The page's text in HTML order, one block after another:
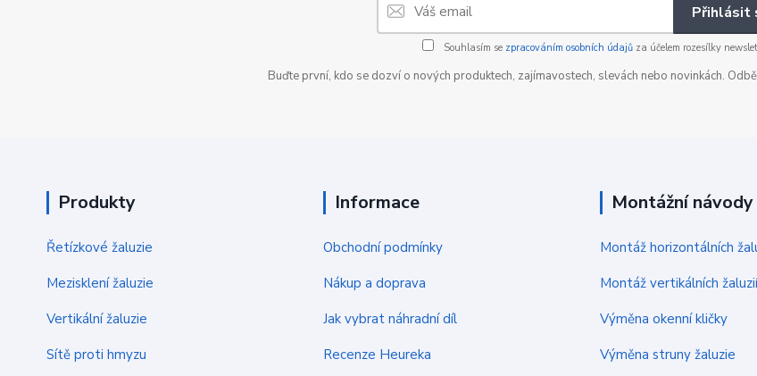
Přihlásit
Souhlasím se zpracováním osobních údajůza účelem rozesílky
Buďte první, kdo se dozví o nových produktech, zajímavostech, slevách nebo novinkách.
Produkty
Řetízkové žaluzie
Mezisklení žaluzie
Vertikální žaluzie
Sítě proti hmyzu
Informace
Obchodní podmínky
Nákup a doprava
Jak vybrat náhradní díl
Recenze Heureka
Montážní návody
Montáž horizontálních
Montáž vertikálních žaluzií
Výměna okenní kličky
Výměna struny žaluzie